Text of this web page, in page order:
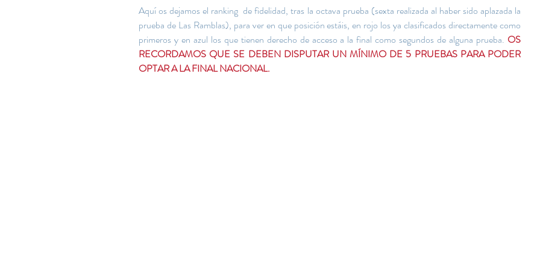
Aquí os dejamos el ranking  de fidelidad, tras la octava prueba (sexta realizada al haber sido aplazada la
prueba de Las Ramblas), para ver en que posición estáis, en rojo los ya clasificados directamente como
primeros y en azul los que tienen derecho de acceso a la final como segundos de alguna prueba. OS
RECORDAMOS QUE SE DEBEN DISPUTAR UN MÍNIMO DE 5 PRUEBAS PARA PODER
OPTAR A LA FINAL NACIONAL.